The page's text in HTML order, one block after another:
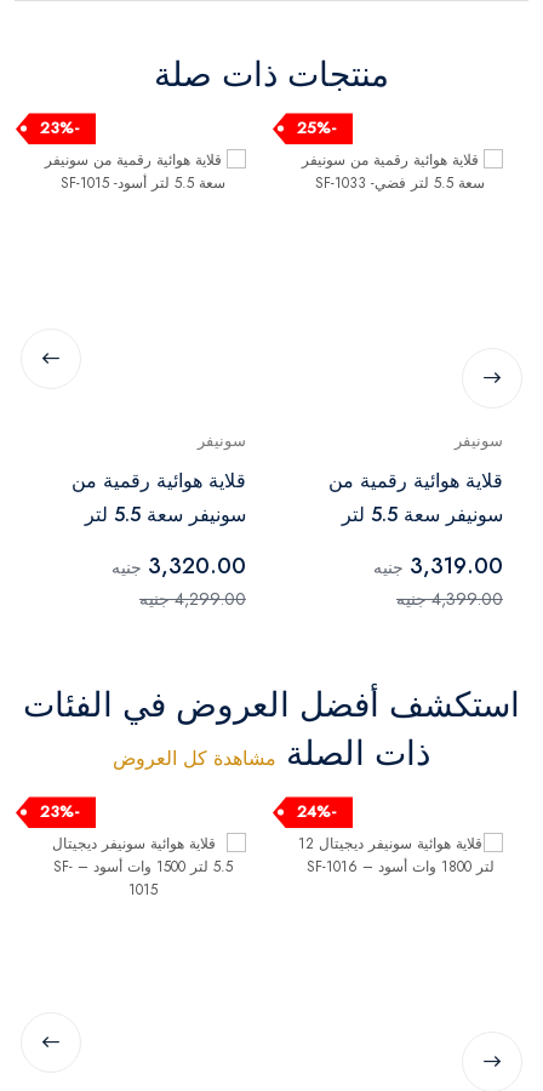
منتجات ذات صلة
-25%
سونيفر
قلاية هوائية رقمية من
سونيفر سعة 5.5 لتر
3,319.00 جنيه
4,399.00 جنيه
-23%
سونيفر
قلاية هوائية رقمية من
سونيفر سعة 5.5 لتر
3,320.00 جنيه
4,299.00 جنيه
استكشف أفضل العروض في الفئات
ذات الصلة مشاهدة كل العروض
-24%
-23%